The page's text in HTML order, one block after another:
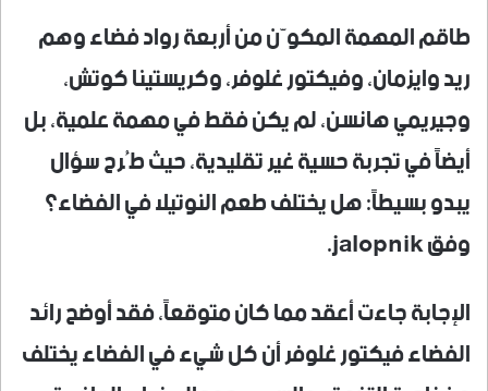
طاقم المهمة المكوّن من أربعة رواد فضاء وهم
ريد وايزمان، وفيكتور غلوفر، وكريستينا كوتش،
وجيريمي هانسن، لم يكن فقط في مهمة علمية، بل
أيضاً في تجربة حسية غير تقليدية، حيث طُرح سؤال
يبدو بسيطاً: هل يختلف طعم النوتيلا في الفضاء؟
وفق jalopnik.
الإجابة جاءت أعقد مما كان متوقعاً، فقد أوضح رائد
الفضاء فيكتور غلوفر أن كل شيء في الفضاء يختلف